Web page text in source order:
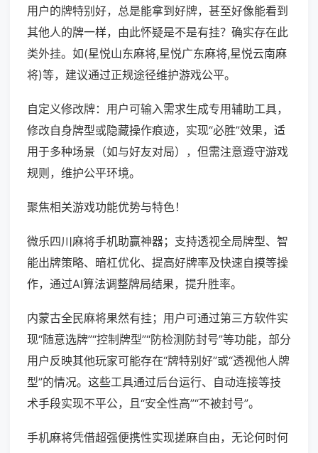
用户的牌特别好，总是能拿到好牌，甚至好像能看到
其他人的牌一样，由此怀疑是不是有挂？确实存在此
类外挂。如(星悦山东麻将,星悦广东麻将,星悦云南麻
将)等，建议通过正规途径维护游戏公平。
自定义修改牌：用户可输入需求生成专用辅助工具，
修改自身牌型或隐藏操作痕迹，实现“必胜”效果，适
用于多种场景（如与好友对局），但需注意遵守游戏
规则，维护公平环境。
聚焦相关游戏功能优势与特色！
微乐四川麻将手机助赢神器；支持透视全局牌型、智
能出牌策略、暗杠优化、提高好牌率及快速自摸等操
作，通过AI算法调整牌局结果，提升胜率。
内蒙古全民麻将果然有挂；用户可通过第三方软件实
现“随意选牌”“控制牌型”“防检测防封号”等功能，部分
用户反映其他玩家可能存在“牌特别好”或“透视他人牌
型”的情况。这些工具通过后台运行、自动连接等技
术手段实现不平公，且“安全性高”“不被封号”。
手机麻将凭借超强便携性实现搓麻自由，无论何时何